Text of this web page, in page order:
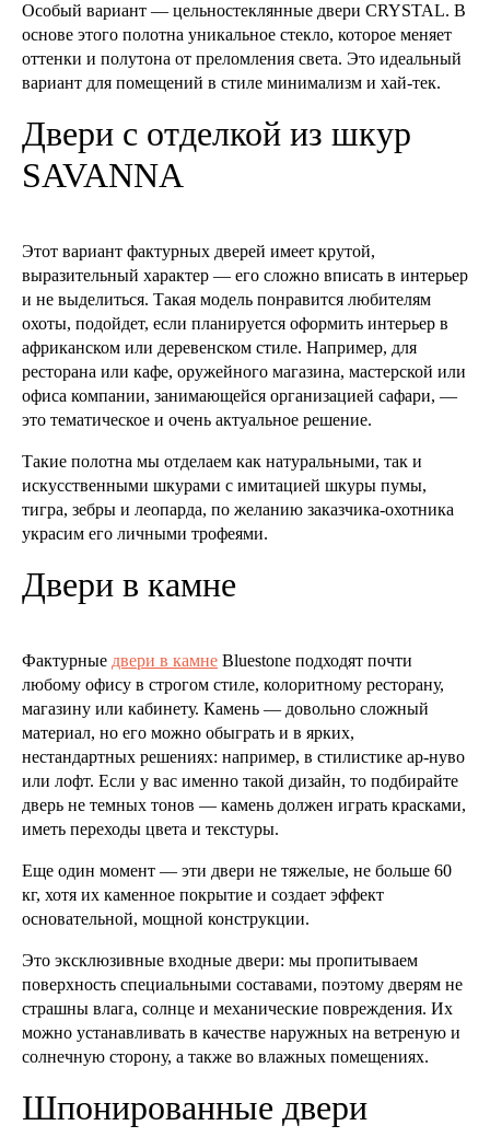
Особый вариант — цельностеклянные двери CRYSTAL. В
основе этого полотна уникальное стекло, которое меняет
оттенки и полутона от преломления света. Это идеальный
вариант для помещений в стиле минимализм и хай-тек.
Двери с отделкой из шкур
SAVANNA
Этот вариант фактурных дверей имеет крутой,
выразительный характер — его сложно вписать в интерьер
и не выделиться. Такая модель понравится любителям
охоты, подойдет, если планируется оформить интерьер в
африканском или деревенском стиле. Например, для
ресторана или кафе, оружейного магазина, мастерской или
офиса компании, занимающейся организацией сафари, —
это тематическое и очень актуальное решение.
Такие полотна мы отделаем как натуральными, так и
искусственными шкурами с имитацией шкуры пумы,
тигра, зебры и леопарда, по желанию заказчика-охотника
украсим его личными трофеями.
Двери в камне
Фактурные двери в камне Bluestone подходят почти
любому офису в строгом стиле, колоритному ресторану,
магазину или кабинету. Камень — довольно сложный
материал, но его можно обыграть и в ярких,
нестандартных решениях: например, в стилистике ар-нуво
или лофт. Если у вас именно такой дизайн, то подбирайте
дверь не темных тонов — камень должен играть красками,
иметь переходы цвета и текстуры.
Еще один момент — эти двери не тяжелые, не больше 60
кг, хотя их каменное покрытие и создает эффект
основательной, мощной конструкции.
Это эксклюзивные входные двери: мы пропитываем
поверхность специальными составами, поэтому дверям не
страшны влага, солнце и механические повреждения. Их
можно устанавливать в качестве наружных на ветреную и
солнечную сторону, а также во влажных помещениях.
Шпонированные двери